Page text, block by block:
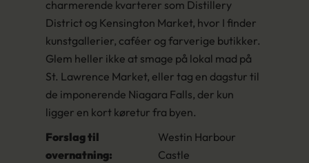
charmerende kvarterer som Distillery
District og Kensington Market, hvor I finder
kunstgallerier, caféer og farverige butikker.
Glem heller ikke at smage på lokal mad på
St. Lawrence Market, eller tag en dagstur til
de imponerende Niagara Falls, der kun
ligger en kort køretur fra byen.
Forslag til
overnatning:
Westin Harbour
Castle